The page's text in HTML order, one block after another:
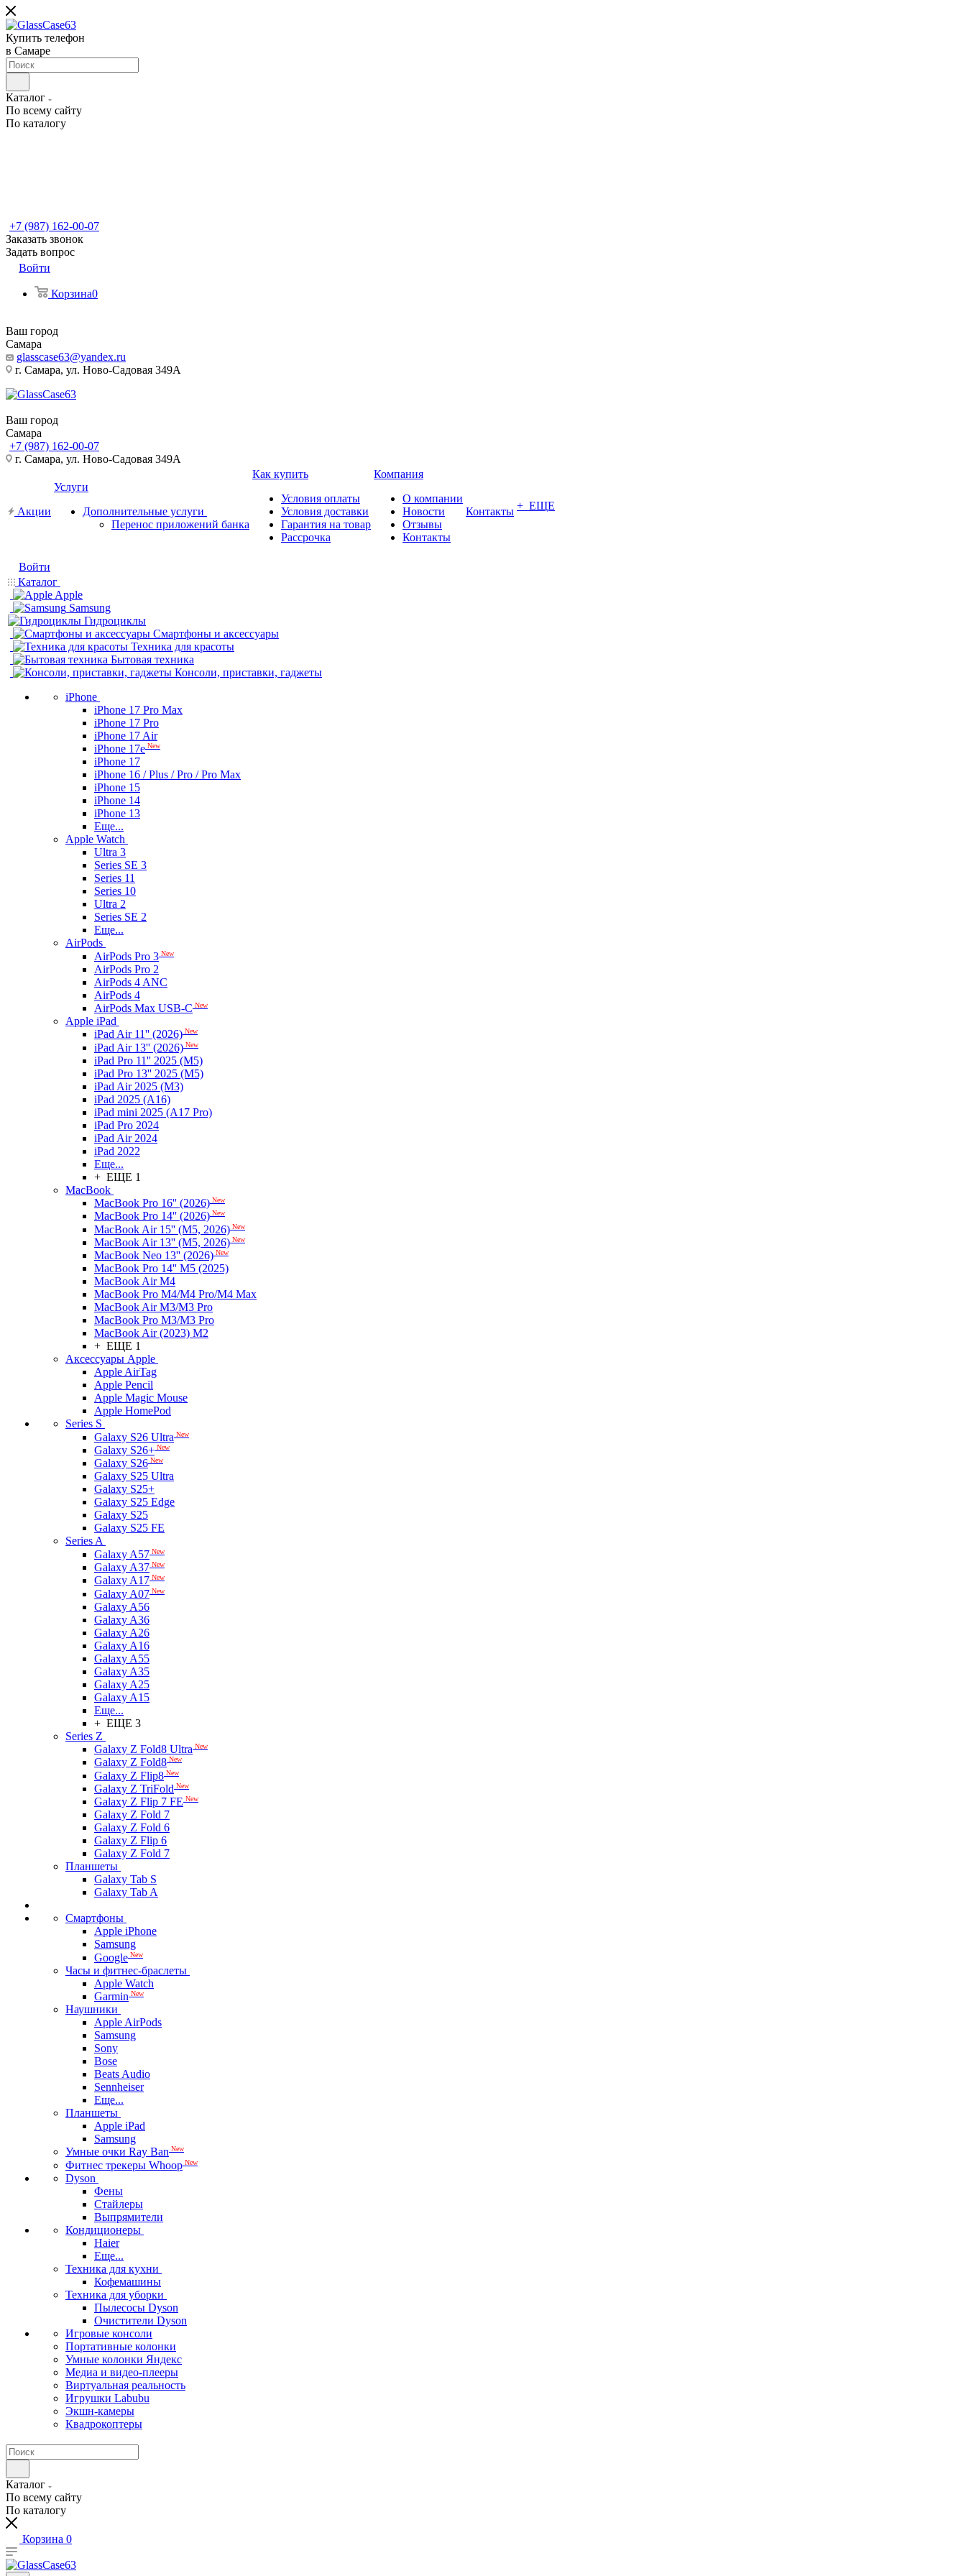
Купить телефон
в Самаре
Каталог
По всему сайту
По каталогу
+7 (987) 162-00-07
Заказать звонок
Задать вопрос
Войти
Корзина0
Ваш город
Самара
glasscase63@yandex.ru
г. Самара, ул. Ново-Садовая 349А
Ваш город
Самара
+7 (987) 162-00-07
г. Самара, ул. Ново-Садовая 349А
Акции
Услуги
Дополнительные услуги
Перенос приложений банка
Как купить
Условия оплаты
Условия доставки
Гарантия на товар
Рассрочка
Компания
О компании
Новости
Отзывы
Контакты
Контакты + ЕЩЕ
Войти
Каталог
Apple
Samsung
Гидроциклы
Смартфоны и аксессуары
Техника для красоты
Бытовая техника
Консоли, приставки, гаджеты
iPhone
iPhone 17 Pro Max
iPhone 17 Pro
iPhone 17 Air
iPhone 17e New
iPhone 17
iPhone 16 / Plus / Pro / Pro Max
iPhone 15
iPhone 14
iPhone 13
Еще...
Apple Watch
Ultra 3
Series SE 3
Series 11
Series 10
Ultra 2
Series SE 2
Еще...
AirPods
AirPods Pro 3 New
AirPods Pro 2
AirPods 4 ANC
AirPods 4
AirPods Max USB-C New
Apple iPad
iPad Air 11'' (2026) New
iPad Air 13'' (2026) New
iPad Pro 11'' 2025 (M5)
iPad Pro 13'' 2025 (M5)
iPad Air 2025 (M3)
iPad 2025 (A16)
iPad mini 2025 (A17 Pro)
iPad Pro 2024
iPad Air 2024
iPad 2022
Еще...
+ ЕЩЕ 1
MacBook
MacBook Pro 16'' (2026) New
MacBook Pro 14'' (2026) New
MacBook Air 15'' (M5, 2026) New
MacBook Air 13'' (M5, 2026) New
MacBook Neo 13'' (2026) New
MacBook Pro 14'' M5 (2025)
MacBook Air M4
MacBook Pro M4/M4 Pro/M4 Max
MacBook Air M3/M3 Pro
MacBook Pro M3/M3 Pro
MacBook Air (2023) M2
+ ЕЩЕ 1
Аксессуары Apple
Apple AirTag
Apple Pencil
Apple Magic Mouse
Apple HomePod
Series S
Galaxy S26 Ultra New
Galaxy S26+ New
Galaxy S26 New
Galaxy S25 Ultra
Galaxy S25+
Galaxy S25 Edge
Galaxy S25
Galaxy S25 FE
Series A
Galaxy A57 New
Galaxy A37 New
Galaxy A17 New
Galaxy A07 New
Galaxy A56
Galaxy A36
Galaxy A26
Galaxy A16
Galaxy A55
Galaxy A35
Galaxy A25
Galaxy A15
Еще...
+ ЕЩЕ 3
Series Z
Galaxy Z Fold8 Ultra New
Galaxy Z Fold8 New
Galaxy Z Flip8 New
Galaxy Z TriFold New
Galaxy Z Flip 7 FE New
Galaxy Z Fold 7
Galaxy Z Fold 6
Galaxy Z Flip 6
Galaxy Z Fold 7
Планшеты
Galaxy Tab S
Galaxy Tab A
Смартфоны
Apple iPhone
Samsung
Google New
Часы и фитнес-браслеты
Apple Watch
Garmin New
Наушники
Apple AirPods
Samsung
Sony
Bose
Beats Audio
Sennheiser
Еще...
Планшеты
Apple iPad
Samsung
Умные очки Ray Ban New
Фитнес трекеры Whoop New
Dyson
Фены
Стайлеры
Выпрямители
Кондиционеры
Haier
Еще...
Техника для кухни
Кофемашины
Техника для уборки
Пылесосы Dyson
Очистители Dyson
Игровые консоли
Портативные колонки
Умные колонки Яндекс
Медиа и видео-плееры
Виртуальная реальность
Игрушки Labubu
Экшн-камеры
Квадрокоптеры
Каталог
По всему сайту
По каталогу
Корзина 0